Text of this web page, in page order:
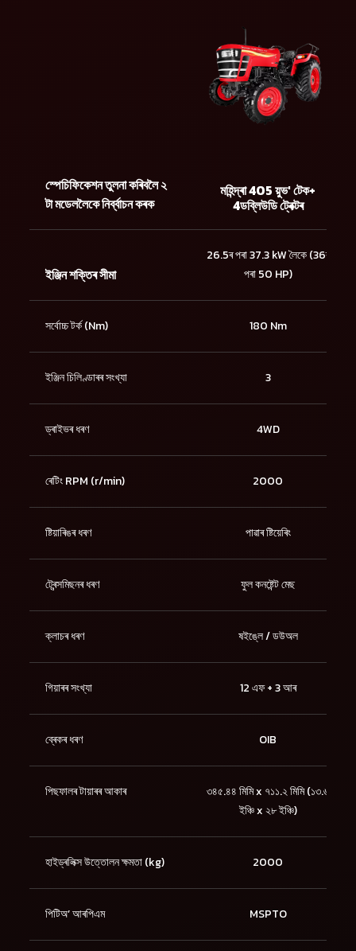
স্পেচিফিকেশন তুলনা কৰিবলৈ ২
টা মডেললৈকে নিৰ্ব্বাচন কৰক
মহিন্দ্ৰা 405 য়ুভ' টেক+
4ডব্লিউডি ট্ৰেক্টৰ
ইঞ্জিন শক্তিৰ সীমা
26.5ৰ পৰা 37.3 kW লৈকে (36ৰ
পৰা 50 HP)
সৰ্বোচ্চ টৰ্ক (Nm) 180 Nm
ইঞ্জিন চিলিণ্ডাৰৰ সংখ্যা 3
ড্ৰাইভৰ ধৰণ 4WD
ৰেটিং RPM (r/min) 2000
ষ্টিয়াৰিঙৰ ধৰণ পাৱাৰ ষ্টিয়েৰিং
ট্ৰেন্সমিছনৰ ধৰণ ফুল কনষ্টেন্ট মেছ
ক্লাচৰ ধৰণ ষইঙ্লে / ডউঅল
গিয়াৰৰ সংখ্যা 12 এফ + 3 আৰ
ব্ৰেকৰ ধৰণ OIB
পিছফালৰ টায়াৰৰ আকাৰ
৩৪৫.৪৪ মিমি x ৭১১.২ মিমি (১৩.৬
ইঞ্চি x ২৮ ইঞ্চি)
হাইড্ৰলিক্স উত্তোলন ক্ষমতা (kg) 2000
পিটিঅ’ আৰপিএম MSPTO